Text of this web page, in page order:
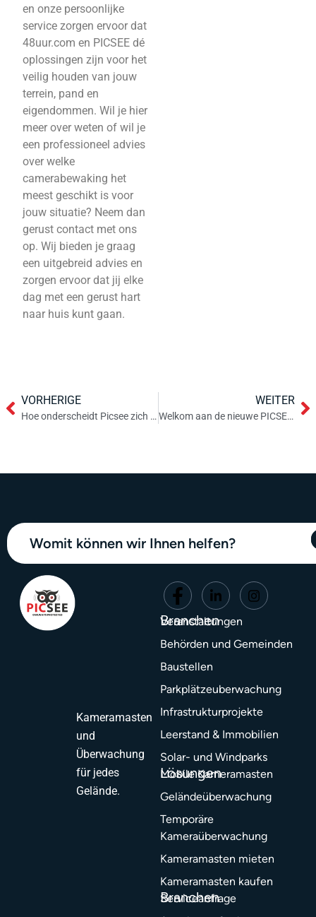
en onze persoonlijke
service zorgen ervoor dat
48uur.com en PICSEE dé
oplossingen zijn voor het
veilig houden van jouw
terrein, pand en
eigendommen. Wil je hier
meer over weten of wil je
een professioneel advies
over welke
camerabewaking het
meest geschikt is voor
jouw situatie? Neem dan
gerust contact met ons
op. Wij bieden je graag
een uitgebreid advies en
zorgen ervoor dat jij elke
dag met een gerust hart
naar huis kunt gaan.
VORHERIGE
Hoe onderscheidt Picsee zich van de beveiligingsmarkt?
WEITER
Welkom aan de nieuwe PICSEE-BAS!
Womit können wir Ihnen helfen?
Kameramasten
und
Überwachung
für jedes
Gelände.
Branchen
Veranstaltungen
Behörden und Gemeinden
Baustellen
Parkplätzeuberwachung
Infrastrukturprojekte
Leerstand & Immobilien
Solar- und Windparks
Lösungen
Mobile Kameramasten
Geländeüberwachung
Temporäre
Kameraüberwachung
Kameramasten mieten
Kameramasten kaufen
Branchen
Serviceanfrage